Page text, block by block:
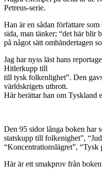
Petreus-serie.
Han är en sådan författare
sida, man tänker; “det här blir
på något sätt omhändertagen
Jag har nyss läst hans
Hitlerkupp till
till tysk folkenlighet”. Den
världskrigets utbrott.
Här berättar han om Tyskland
Den 95 sidor långa boken har
statskupp till folkenighet”,
“Koncentrationslägret”, “Tysk
Här är ett smakprov från